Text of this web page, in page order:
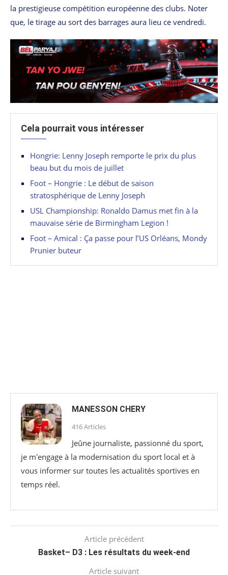
la prestigieuse compétition européenne des clubs. Noter
que, le tirage au sort des barrages aura lieu ce vendredi.
Cela pourrait vous intéresser
Hongrie: Lenny Joseph remporte le prix du plus
beau but du mois de juillet
Foot – Hongrie : Le début de saison
stratosphérique de Lenny Joseph
USL Championship: Ronaldo Damus met fin à la
mauvaise série de Birmingham Legion !
Foot – Amical : Ça passe pour l’US Orléans, Mondy
Prunier buteur
MANESSON CHERY
416 Articles
Jeûne journaliste, passionné du sport,
je m'engage à la modernisation du sport local et à
vous informer sur toutes les actualités sportives en
temps réel.
Article précédent
Basket– D3 : Les résultats du week-end
Article suivant